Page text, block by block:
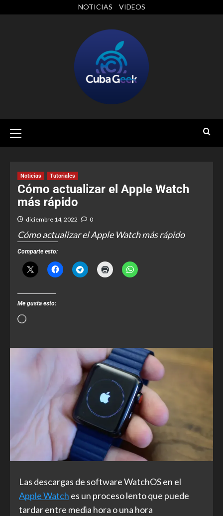
NOTICIAS VIDEOS
Noticias Tutoriales
Cómo actualizar el Apple Watch
más rápido
diciembre 14, 2022 0
Cómo actualizar el Apple Watch más rápido
Comparte esto:
Me gusta esto:
Las descargas de software WatchOS en el
Apple Watch es un proceso lento que puede
tardar entre media hora o una hora